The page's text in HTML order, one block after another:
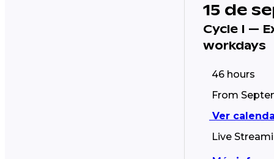
15 de
Cycle I —
workdays
46 hours
From
Ver
Live